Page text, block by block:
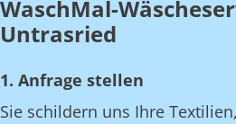
WaschMal-
Untrasried
1. Anfrage stellen
Sie schildern uns Ihre